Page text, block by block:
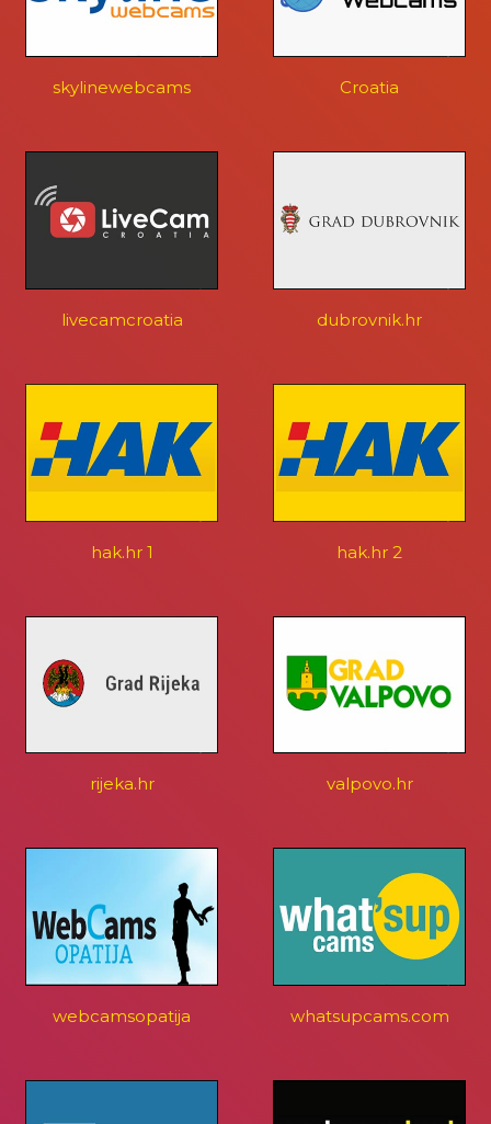
skylinewebcams Croatia
livecamcroatia dubrovnik.hr
hak.hr 1 hak.hr 2
rijeka.hr valpovo.hr
webcamsopatija whatsupcams.com